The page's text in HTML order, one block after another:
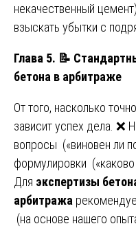
некачественный
взыскать убытки с
Глава 5. 📝
бетона в арбитраже
От того, насколько
зависит успех дела. ❌
вопросы («виновен ли
формулировки
Для экспертизы
арбитража
(на основе нашего